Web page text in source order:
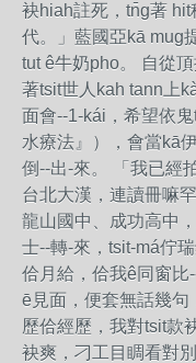
袂hiah註死，tn̄g著
代。」藍國亞kā mug
tut ê牛奶pho。 自從
著tsit世人kah tann上
面會--1-kái，希望依
水療法』），會當kā
倒--出-來。 「我已經
台北大漢，連讀冊嘛
龍山國中、成功高中
士--轉-來，tsit-má佇
佮月給，佮我ê同窗比
ē見面，便套無話幾句
歷佮經歷，我對tsit款
袂爽，刁工目睭看對